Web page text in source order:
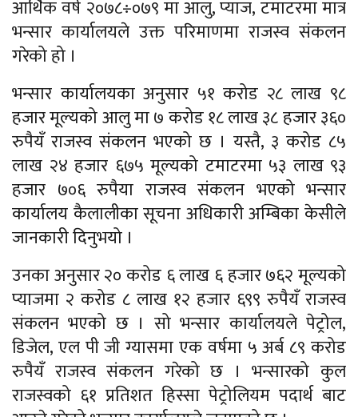
आर्थिक वर्ष २०७८÷०७९ मा आलु, प्याज, टमाटरमा मात्र
भन्सार कार्यालयले उक्त परिमाणमा राजस्व संकलन
गरेको हो ।
भन्सार कार्यालयका अनुसार ५१ करोड २८ लाख ९८
हजार मूल्यको आलु मा ७ करोड १८ लाख ३८ हजार ३६०
रुपैयँ राजस्व संकलन भएको छ । यस्तै, ३ करोड ८५
लाख २४ हजार ६७५ मूल्यको टमाटरमा ५३ लाख ९३
हजार ७०६ रुपैया राजस्व संकलन भएको भन्सार
कार्यालय कैलालीका सूचना अधिकारी अम्बिका केसीले
जानकारी दिनुभयो ।
उनका अनुसार २० करोड ६ लाख ६ हजार ७६२ मूल्यको
प्याजमा २ करोड ८ लाख १२ हजार ६९९ रुपैयँ राजस्व
संकलन भएको छ । सो भन्सार कार्यालयले पेट्रोल,
डिजेल, एल पी जी ग्यासमा एक वर्षमा ५ अर्ब ८९ करोड
रुपैयँ राजस्व संकलन गरेको छ । भन्सारको कुल
राजस्वको ६१ प्रतिशत हिस्सा पेट्रोलियम पदार्थ बाट